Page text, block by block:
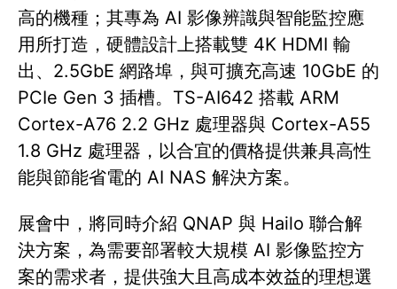
高的機種；其專為 AI 影像辨識與智能監控應
用所打造，硬體設計上搭載雙 4K HDMI 輸
出、2.5GbE 網路埠，與可擴充高速 10GbE 的
PCIe Gen 3 插槽。TS-AI642 搭載 ARM
Cortex-A76 2.2 GHz 處理器與 Cortex-A55
1.8 GHz 處理器，以合宜的價格提供兼具高性
能與節能省電的 AI NAS 解決方案。
展會中，將同時介紹 QNAP 與 Hailo 聯合解
決方案，為需要部署較大規模 AI 影像監控方
案的需求者，提供強大且高成本效益的理想選